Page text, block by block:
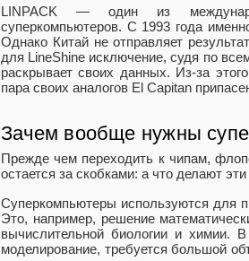
LINPACK — один из
суперкомпьютеров. С 1993 года
Однако Китай не отправляет
для LineShine исключение, судя по
раскрывает своих данных. Из-за
пара своих аналогов El Capitan
Зачем вообще нужны
Прежде чем переходить к чипам,
остается за скобками: а что делают
Суперкомпьютеры используются для
Это, например, решение
вычислительной биологии и химии.
моделирование, требуется большой